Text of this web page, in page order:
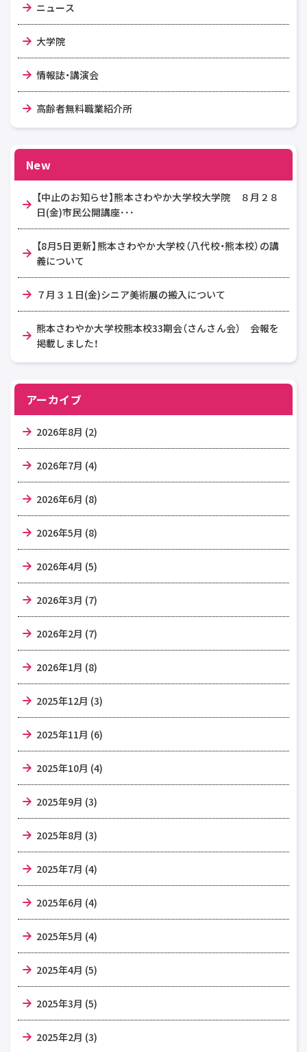
ニュース
大学院
情報誌・講演会
高齢者無料職業紹介所
New
【中止のお知らせ】熊本さわやか大学校大学院 ８月２８
日(金)市民公開講座･･･
【8月5日更新】熊本さわやか大学校（八代校・熊本校）の講
義について
７月３１日(金)シニア美術展の搬入について
熊本さわやか大学校熊本校33期会（さんさん会） 会報を
掲載しました！
アーカイブ
2026年8月 (2)
2026年7月 (4)
2026年6月 (8)
2026年5月 (8)
2026年4月 (5)
2026年3月 (7)
2026年2月 (7)
2026年1月 (8)
2025年12月 (3)
2025年11月 (6)
2025年10月 (4)
2025年9月 (3)
2025年8月 (3)
2025年7月 (4)
2025年6月 (4)
2025年5月 (4)
2025年4月 (5)
2025年3月 (5)
2025年2月 (3)